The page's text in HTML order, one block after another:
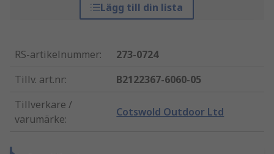
Lägg till din lista
RS-artikelnummer:
273-0724
Tillv. art.nr:
B2122367-6060-05
Tillverkare /
varumärke:
Cotswold Outdoor Ltd